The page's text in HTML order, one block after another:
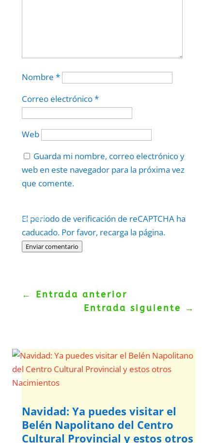
Nombre *
Correo electrónico*
Web
Guarda mi nombre, correo electrónico y
web en este navegador para la próxima vez
que comente.
El periodo de verificación de reCAPTCHA ha
caducado. Por favor, recarga la página.
Enviar comentario
Politica–Términos.
← Entrada anterior
Entrada siguiente
→
Navidad: Ya puedes visitar el
Belén Napolitano del Centro
Cultural Provincial y estos otros